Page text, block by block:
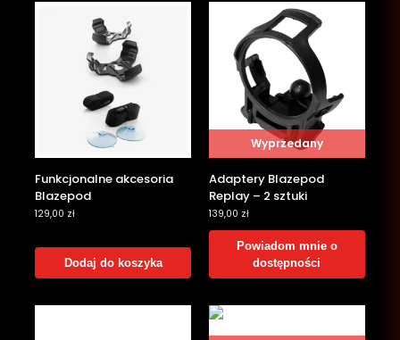
Funkcjonalne akcesoria
Blazepod
129,00 zł
Dodaj do koszyka
Wyprzedany
Adaptery Blazepod
Replay – 2 sztuki
139,00 zł
Powiadom mnie o
dostępności